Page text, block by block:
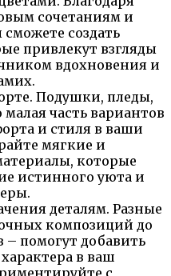
сочетаниям и
создать
привлекут взгляды
вдохновения и
Подушки, пледы,
часть вариантов
и стиля в ваши
мягкие и
которые
истинного уюта и
деталям. Разные
композиций до
– помогут добавить
в ваш